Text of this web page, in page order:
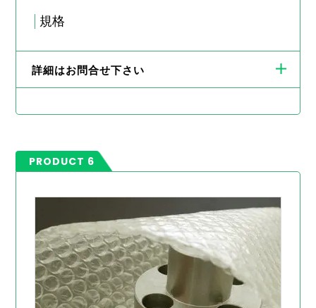
規格
詳細はお問合せ下さい
PRODUCT 6